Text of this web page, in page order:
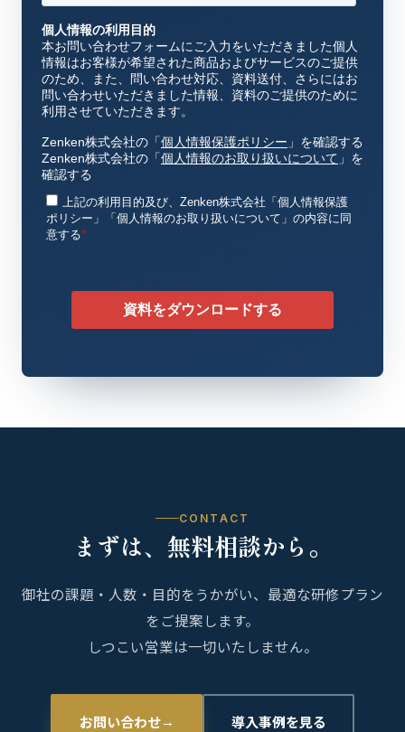
CONTACT
まずは、無料相談から。
御社の課題・人数・目的をうかがい、最適な研修プラン
をご提案します。
しつこい営業は一切いたしません。
お問い合わせ→ 導入事例を見る